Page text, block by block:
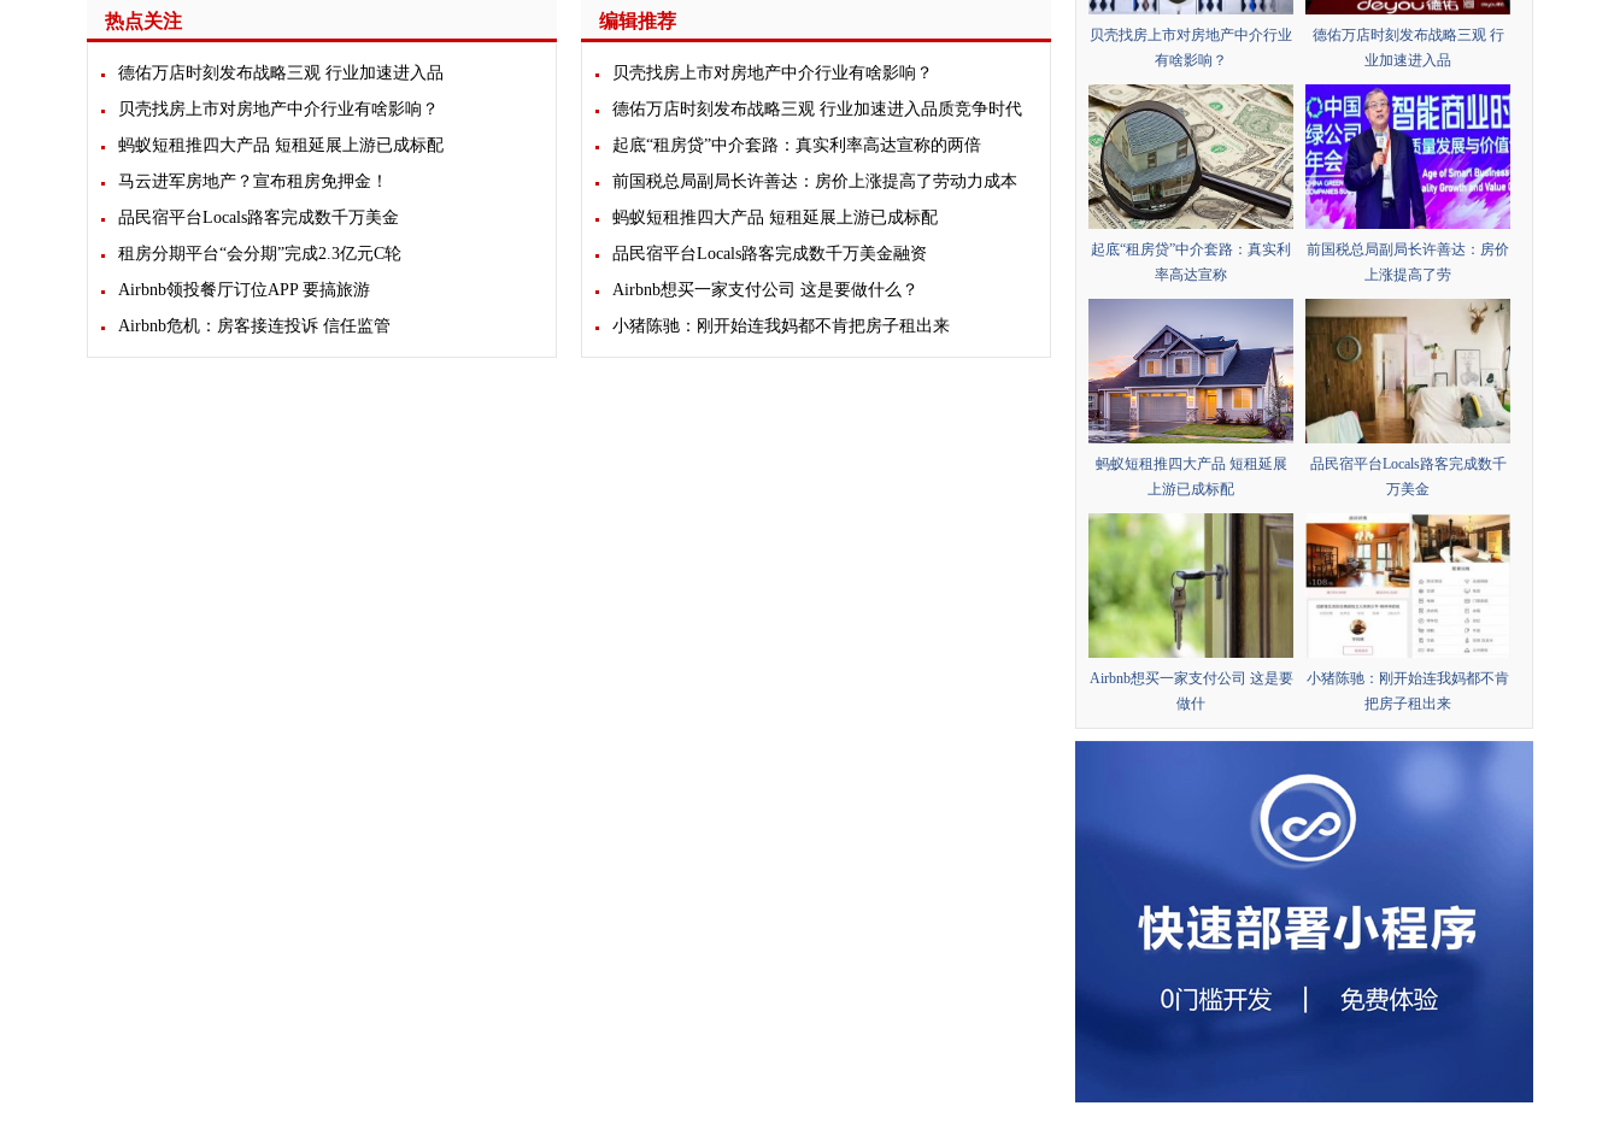
热点关注
德佑万店时刻发布战略三观 行业加速进入品
贝壳找房上市对房地产中介行业有啥影响？
蚂蚁短租推四大产品 短租延展上游已成标配
马云进军房地产？宣布租房免押金！
品民宿平台Locals路客完成数千万美金
租房分期平台“会分期”完成2.3亿元C轮
Airbnb领投餐厅订位APP 要搞旅游
Airbnb危机：房客接连投诉 信任监管
编辑推荐
贝壳找房上市对房地产中介行业有啥影响？
德佑万店时刻发布战略三观 行业加速进入品质竞争时代
起底“租房贷”中介套路：真实利率高达宣称的两倍
前国税总局副局长许善达：房价上涨提高了劳动力成本
蚂蚁短租推四大产品 短租延展上游已成标配
品民宿平台Locals路客完成数千万美金融资
Airbnb想买一家支付公司 这是要做什么？
小猪陈驰：刚开始连我妈都不肯把房子租出来
贝壳找房上市对房地产中介行业
有啥影响？
德佑万店时刻发布战略三观 行
业加速进入品
起底“租房贷”中介套路：真实利
率高达宣称
前国税总局副局长许善达：房价
上涨提高了劳
蚂蚁短租推四大产品 短租延展
上游已成标配
品民宿平台Locals路客完成数千
万美金
Airbnb想买一家支付公司 这是要
做什
小猪陈驰：刚开始连我妈都不肯
把房子租出来